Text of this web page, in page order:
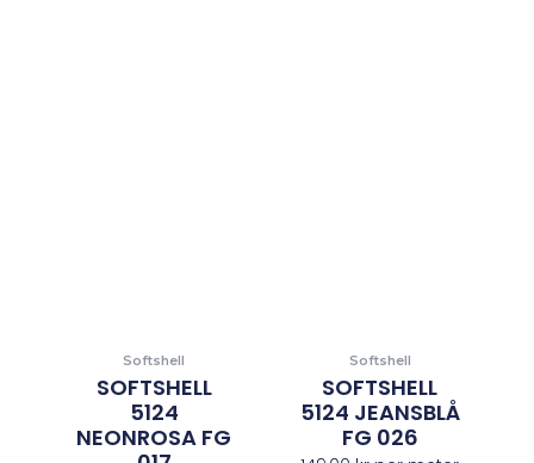
Softshell
SOFTSHELL
5124
NEONROSA FG
Softshell
SOFTSHELL
5124 JEANSBLÅ
FG 026